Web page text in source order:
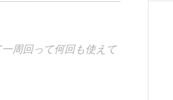
周回って何回も使えて